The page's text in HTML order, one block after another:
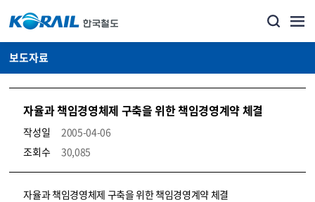
보도자료
자율과 책임경영체제 구축을 위한 책임경영계약 체결
작성일
2005-04-06
조회수
30,085
뉴스·홍보_보도자료 상세보기 – 내용, 파일, 담당자 연락처로 구성
자율과 책임경영체제 구축을 위한 책임경영계약 체결